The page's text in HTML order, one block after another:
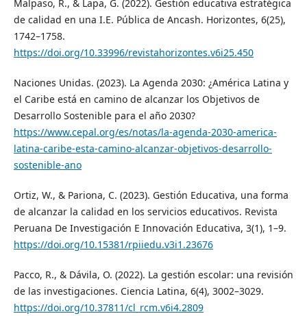
Malpaso, R., & Lapa, G. (2022). Gestión educativa estratégica
de calidad en una I.E. Pública de Ancash. Horizontes, 6(25),
1742–1758.
https://doi.org/10.33996/revistahorizontes.v6i25.450
Naciones Unidas. (2023). La Agenda 2030: ¿América Latina y
el Caribe está en camino de alcanzar los Objetivos de
Desarrollo Sostenible para el año 2030?
https://www.cepal.org/es/notas/la-agenda-2030-america-
latina-caribe-esta-camino-alcanzar-objetivos-desarrollo-
sostenible-ano
Ortiz, W., & Pariona, C. (2023). Gestión Educativa, una forma
de alcanzar la calidad en los servicios educativos. Revista
Peruana De Investigación E Innovación Educativa, 3(1), 1–9.
https://doi.org/10.15381/rpiiedu.v3i1.23676
Pacco, R., & Dávila, O. (2022). La gestión escolar: una revisión
de las investigaciones. Ciencia Latina, 6(4), 3002–3029.
https://doi.org/10.37811/cl_rcm.v6i4.2809